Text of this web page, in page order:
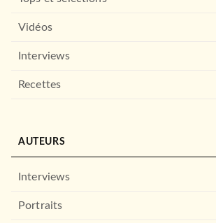
Vidéos
Interviews
Recettes
AUTEURS
Interviews
Portraits